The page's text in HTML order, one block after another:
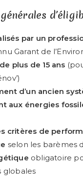
par un
Garant de
plus de 15 ans
d’un ancien
aux énergies
critères de
selon les barèmes
obligatoire
globales